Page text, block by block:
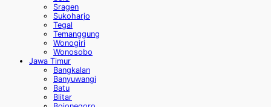
Sragen
Sukoharjo
Tegal
Temanggung
Wonogiri
Wonosobo
Jawa Timur
Bangkalan
Banyuwangi
Batu
Blitar